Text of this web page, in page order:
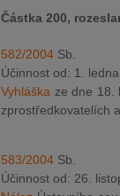
Částka 200,
582/2004 Sb.
Účinnost od: 1.
Vyhláška ze dne 18.
zprostředkovatelích
583/2004 Sb.
Účinnost od: 26.